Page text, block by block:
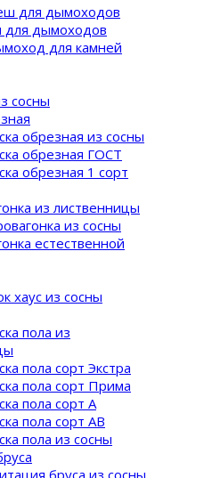
для дымоходов
для дымоходов
для камней
сосны
обрезная из сосны
обрезная ГОСТ
обрезная 1 сорт
из лиственницы
из сосны
естественной
хаус из сосны
пола из
пола сорт Экстра
пола сорт Прима
пола сорт A
пола сорт AB
пола из сосны
бруса из сосны